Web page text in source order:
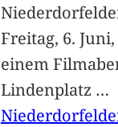
Freitag, 6.
einem
Lindenplatz …